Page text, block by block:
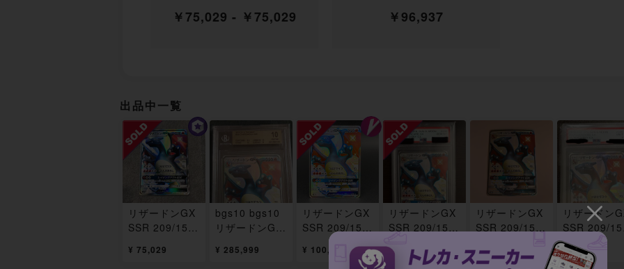
￥75,029 - ￥75,029 ￥96,937
出品中一覧
リザードンGX
SSR 209/150
¥ 75,029
bgs10 bgs10
リザードンGX
1枚
¥ 285,999
リザードンGX
SSR 209/150
¥ 100,000
リザードンGX
SSR 209/150
¥ 110,000
リザードンGX
SSR 209/150
¥ 175,000
リザードン
SSR 209/150
1枚
¥ 139,800